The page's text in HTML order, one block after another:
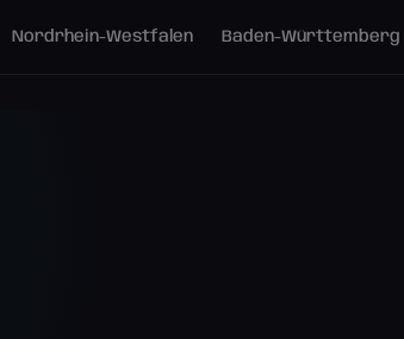
Nordrhein-Westfalen Baden-Württemberg